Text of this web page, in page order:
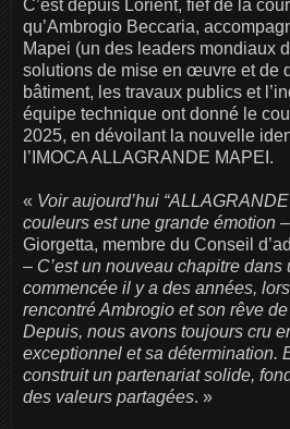
C’est depuis Lorient, fief de la
qu’Ambrogio Beccaria,
Mapei (un des leaders mondiaux
solutions de mise en œuvre et de
bâtiment, les travaux publics et
équipe technique ont donné le
2025, en dévoilant la nouvelle
l’IMOCA ALLAGRANDE MAPEI.
« Voir aujourd’hui
couleurs est une grande émotion
Giorgetta, membre du Conseil
– C’est un nouveau chapitre dans
commencée il y a des années,
rencontré Ambrogio et son rêve
Depuis, nous avons toujours cru
exceptionnel et sa détermination.
construit un partenariat solide,
des valeurs partagées. »